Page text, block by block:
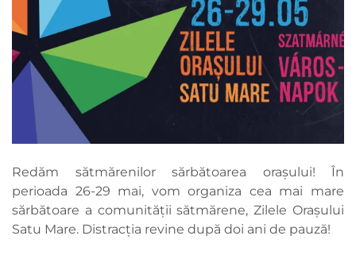
Redăm sătmărenilor sărbătoarea orașului! În
perioada 26-29 mai, vom organiza cea mai mare
sărbătoare a comunității sătmărene, Zilele Orașului
Satu Mare. Distracția revine după doi ani de pauză!